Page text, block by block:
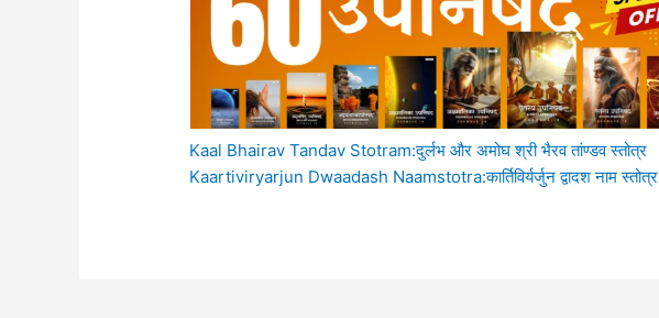
Kaal Bhairav Tandav Stotram:दुर्लभ और अमोघ श्री भैरव तांण्डव स्तोत्र
Kaartiviryarjun Dwaadash Naamstotra:कार्तिविर्यर्जुन द्वादश नाम स्तोत्र